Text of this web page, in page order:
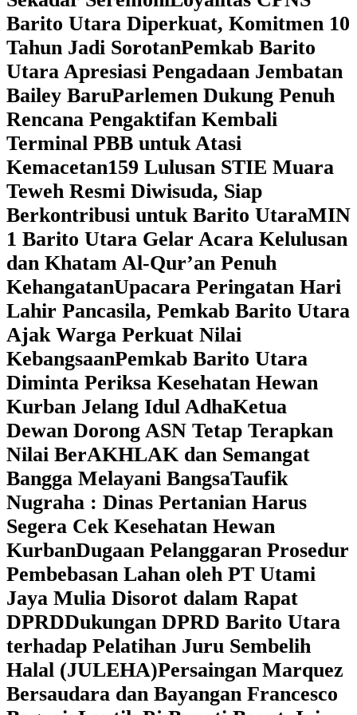
Barito Utara Diperkuat, Komitmen 10
Tahun Jadi SorotanPemkab Barito
Utara Apresiasi Pengadaan Jembatan
Bailey BaruParlemen Dukung Penuh
Rencana Pengaktifan Kembali
Terminal PBB untuk Atasi
Kemacetan159 Lulusan STIE Muara
Teweh Resmi Diwisuda, Siap
Berkontribusi untuk Barito UtaraMIN
1 Barito Utara Gelar Acara Kelulusan
dan Khatam Al-Qur’an Penuh
KehangatanUpacara Peringatan Hari
Lahir Pancasila, Pemkab Barito Utara
Ajak Warga Perkuat Nilai
KebangsaanPemkab Barito Utara
Diminta Periksa Kesehatan Hewan
Kurban Jelang Idul AdhaKetua
Dewan Dorong ASN Tetap Terapkan
Nilai BerAKHLAK dan Semangat
Bangga Melayani BangsaTaufik
Nugraha : Dinas Pertanian Harus
Segera Cek Kesehatan Hewan
KurbanDugaan Pelanggaran Prosedur
Pembebasan Lahan oleh PT Utami
Jaya Mulia Disorot dalam Rapat
DPRDDukungan DPRD Barito Utara
terhadap Pelatihan Juru Sembelih
Halal (JULEHA)Persaingan Marquez
Bersaudara dan Bayangan Francesco